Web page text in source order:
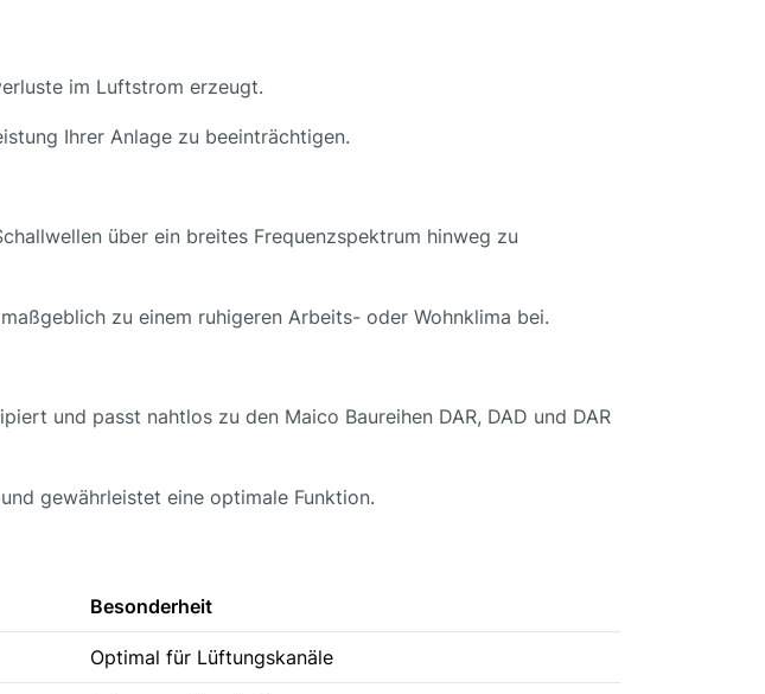
im Luftstrom erzeugt.
Ihrer Anlage zu beeinträchtigen.
über ein breites Frequenzspektrum hinweg zu
zu einem ruhigeren Arbeits- oder Wohnklima bei.
und passt nahtlos zu den Maico Baureihen DAR, DAD und DAR
gewährleistet eine optimale Funktion.
Besonderheit
Optimal für Lüftungskanäle